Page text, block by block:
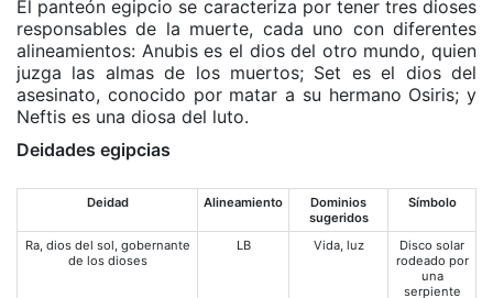
El panteón egipcio se caracteriza por tener tres dioses
responsables de la muerte, cada uno con diferentes
alineamientos: Anubis es el dios del otro mundo, quien
juzga las almas de los muertos; Set es el dios del
asesinato, conocido por matar a su hermano Osiris; y
Neftis es una diosa del luto.
Deidades egipcias
Deidad Alineamiento
Dominios
sugeridos
Símbolo
Ra, dios del sol, gobernante
de los dioses
LB Vida, luz
Disco solar
rodeado por
una
serpiente